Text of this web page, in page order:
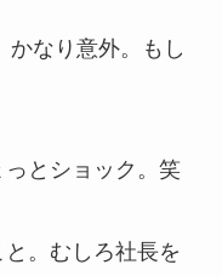
かなり意外。もし
とショック。笑
。むしろ社長を